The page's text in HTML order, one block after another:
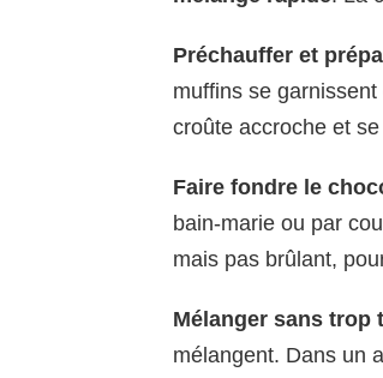
Préchauffer et
muffins se
croûte accroche et
Faire fondre le
bain-marie ou par
mais pas brûlant,
Mélanger sans trop
mélangent. Dans un